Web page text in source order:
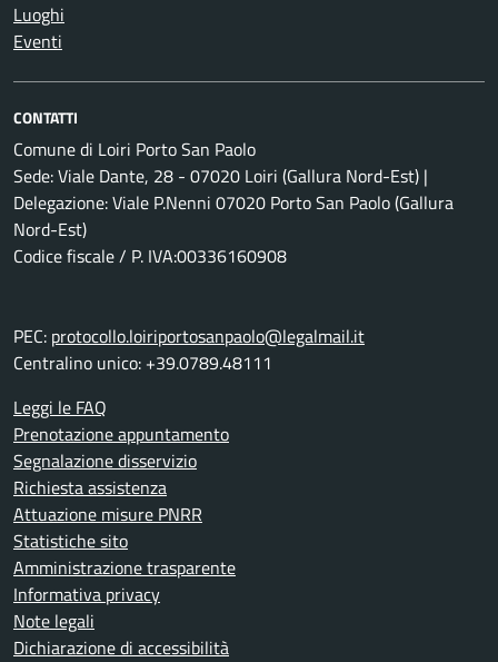
Luoghi
Eventi
CONTATTI
Comune di Loiri Porto San Paolo
Sede: Viale Dante, 28 - 07020 Loiri (Gallura Nord-Est) |
Delegazione: Viale P.Nenni 07020 Porto San Paolo (Gallura
Nord-Est)
Codice fiscale / P. IVA:00336160908
PEC: protocollo.loiriportosanpaolo@legalmail.it
Centralino unico: +39.0789.48111
Leggi le FAQ
Prenotazione appuntamento
Segnalazione disservizio
Richiesta assistenza
Attuazione misure PNRR
Statistiche sito
Amministrazione trasparente
Informativa privacy
Note legali
Dichiarazione di accessibilità